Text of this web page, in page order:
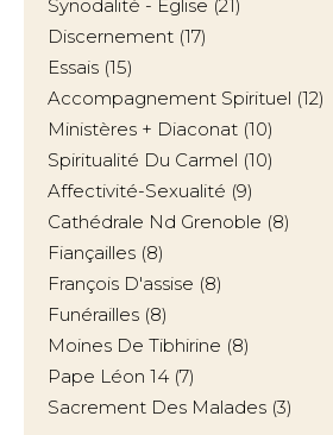
Synodalité - Eglise (21)
Discernement (17)
Essais (15)
Accompagnement Spirituel (12)
Ministères + Diaconat (10)
Spiritualité Du Carmel (10)
Affectivité-Sexualité (9)
Cathédrale Nd Grenoble (8)
Fiançailles (8)
François D'assise (8)
Funérailles (8)
Moines De Tibhirine (8)
Pape Léon 14 (7)
Sacrement Des Malades (3)